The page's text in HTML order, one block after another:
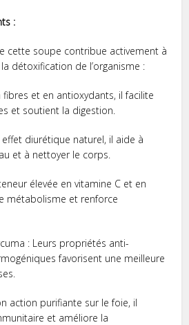
:
cette soupe contribue activement à
détoxification de l’organisme :
fibres et en antioxydants, il facilite
et soutient la digestion.
effet diurétique naturel, il aide à
et à nettoyer le corps.
élevée en vitamine C et en
métabolisme et renforce
: Leurs propriétés anti-
favorisent une meilleure
action purifiante sur le foie, il
et améliore la